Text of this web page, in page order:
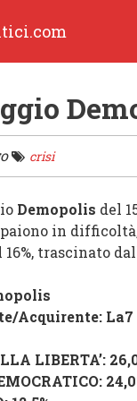
crisi
Demopolis del
in
trascinato
Acquirente: La7
LIBERTA’:
: